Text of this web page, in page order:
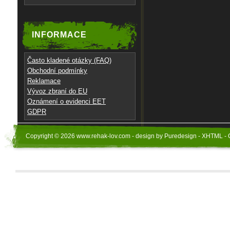
INFORMACE
Často kladené otázky (FAQ)
Obchodní podmínky
Reklamace
Vývoz zbraní do EU
Oznámení o evidenci EET
GDPR
Copyright © 2026 www.rehak-lov.com - design by Puredesign - XHTML -